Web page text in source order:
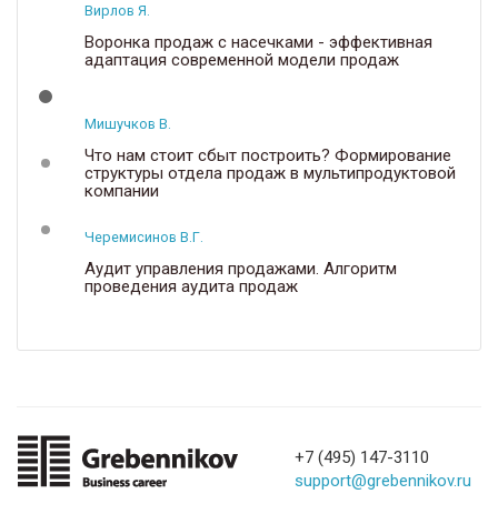
Вирлов Я.
Воронка продаж с насечками - эффективная
адаптация современной модели продаж
Мишучков В.
Что нам стоит сбыт построить? Формирование
структуры отдела продаж в мультипродуктовой
компании
Черемисинов В.Г.
Аудит управления продажами. Алгоритм
проведения аудита продаж
+7 (495) 147-3110
support@grebennikov.ru